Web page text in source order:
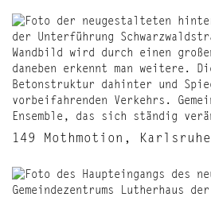
149 Mothmotion, Karlsruhe